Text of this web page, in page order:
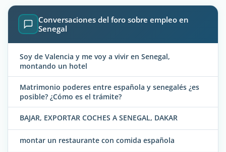
Conversaciones del foro sobre empleo en
Senegal
Soy de Valencia y me voy a vivir en Senegal,
montando un hotel
Matrimonio poderes entre española y senegalés ¿es
posible? ¿Cómo es el trámite?
BAJAR, EXPORTAR COCHES A SENEGAL, DAKAR
montar un restaurante con comida española